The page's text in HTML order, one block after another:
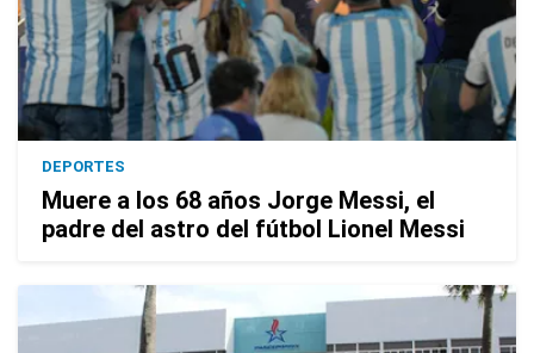
DEPORTES
Muere a los 68 años Jorge Messi, el
padre del astro del fútbol Lionel Messi